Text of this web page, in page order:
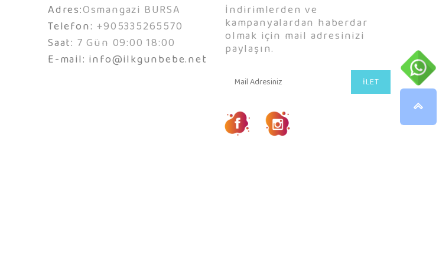
Adres:Osmangazi BURSA
Telefon: +905335265570
Saat: 7 Gün 09:00 18:00
E-mail: info@ilkgunbebe.net
İndirimlerden ve
kampanyalardan haberdar
olmak için mail adresinizi
paylaşın.
İLET